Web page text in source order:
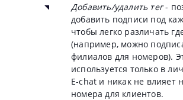
Добавить/удалить тег-
добавить подписи под
чтобы легко различать
(например, можно
филиалов для номеров).
используется только в
E-chat и никак не влияет
номера для клиентов.